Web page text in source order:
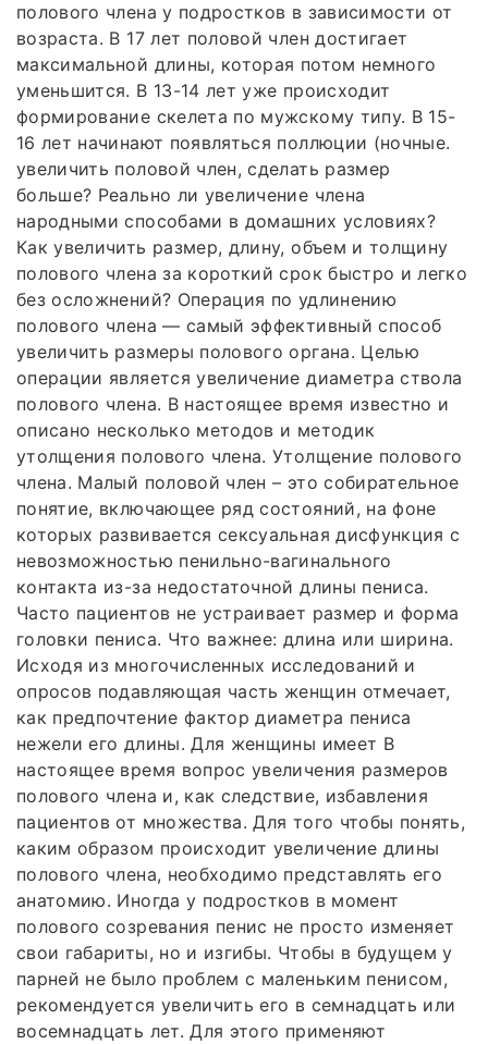
полового члена у подростков в зависимости от
возраста. В 17 лет половой член достигает
максимальной длины, которая потом немного
уменьшится. В 13-14 лет уже происходит
формирование скелета по мужскому типу. В 15-
16 лет начинают появляться поллюции (ночные.
увеличить половой член, сделать размер
больше? Реально ли увеличение члена
народными способами в домашних условиях?
Как увеличить размер, длину, объем и толщину
полового члена за короткий срок быстро и легко
без осложнений? Операция по удлинению
полового члена — самый эффективный способ
увеличить размеры полового органа. Целью
операции является увеличение диаметра ствола
полового члена. В настоящее время известно и
описано несколько методов и методик
утолщения полового члена. Утолщение полового
члена. Малый половой член – это собирательное
понятие, включающее ряд состояний, на фоне
которых развивается сексуальная дисфункция с
невозможностью пенильно-вагинального
контакта из-за недостаточной длины пениса.
Часто пациентов не устраивает размер и форма
головки пениса. Что важнее: длина или ширина.
Исходя из многочисленных исследований и
опросов подавляющая часть женщин отмечает,
как предпочтение фактор диаметра пениса
нежели его длины. Для женщины имеет В
настоящее время вопрос увеличения размеров
полового члена и, как следствие, избавления
пациентов от множества. Для того чтобы понять,
каким образом происходит увеличение длины
полового члена, необходимо представлять его
анатомию. Иногда у подростков в момент
полового созревания пенис не просто изменяет
свои габариты, но и изгибы. Чтобы в будущем у
парней не было проблем с маленьким пенисом,
рекомендуется увеличить его в семнадцать или
восемнадцать лет. Для этого применяют